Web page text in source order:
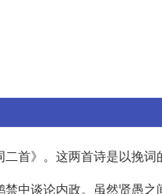
首》。这两首诗是以挽词
中谈论内政。虽然贤愚